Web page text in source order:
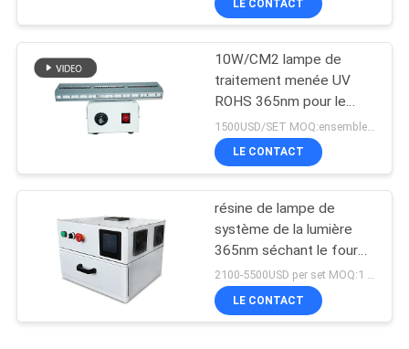
LE CONTACT
10W/CM2 lampe de
traitement menée UV
ROHS 365nm pour le
revêtement de résine
LE CONTACT
résine de lampe de
système de la lumière
365nm séchant le four
de traitement mené UV
de la boîte 405nm
2100-5500USD per set MOQ:1 ensemble
LE CONTACT